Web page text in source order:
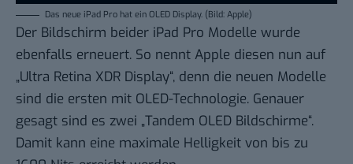
Das neue iPad Pro hat ein OLED Display. (Bild: Apple)
Der Bildschirm beider iPad Pro Modelle wurde
ebenfalls erneuert. So nennt Apple diesen nun auf
„Ultra Retina XDR Display“, denn die neuen Modelle
sind die ersten mit OLED-Technologie. Genauer
gesagt sind es zwei „Tandem OLED Bildschirme“.
Damit kann eine maximale Helligkeit von bis zu